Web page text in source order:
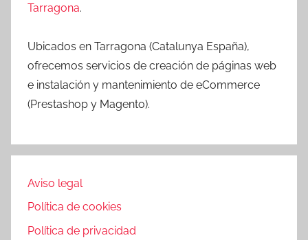
Tarragona.
Ubicados en Tarragona (Catalunya España),
ofrecemos servicios de creación de páginas web
e instalación y mantenimiento de eCommerce
(Prestashop y Magento).
Aviso legal
Política de cookies
Política de privacidad